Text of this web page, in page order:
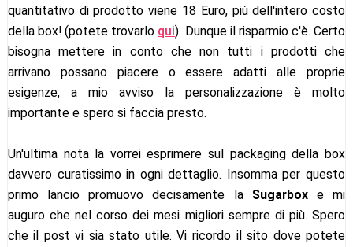
quantitativo di prodotto viene 18 Euro, più dell'intero costo
della box! (potete trovarlo qui). Dunque il risparmio c'è. Certo
bisogna mettere in conto che non tutti i prodotti che
arrivano possano piacere o essere adatti alle proprie
esigenze, a mio avviso la personalizzazione è molto
importante e spero si faccia presto.
Un'ultima nota la vorrei esprimere sul packaging della box
davvero curatissimo in ogni dettaglio. Insomma per questo
primo lancio promuovo decisamente la Sugarbox e mi
auguro che nel corso dei mesi migliori sempre di più. Spero
che il post vi sia stato utile. Vi ricordo il sito dove potete